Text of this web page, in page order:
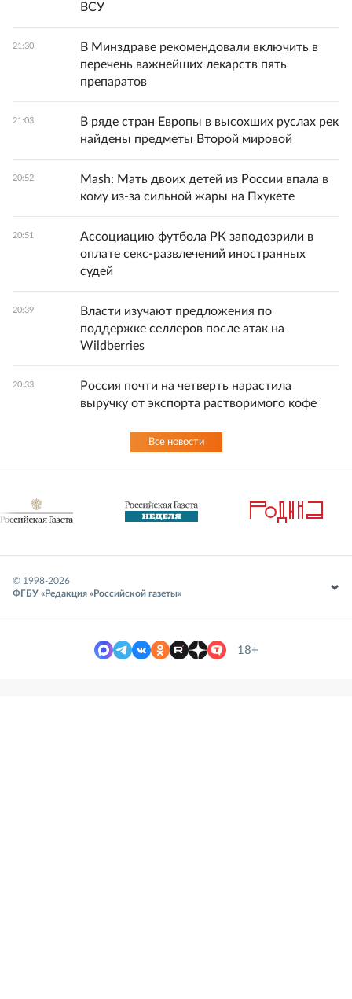
ВСУ
21:30
В Минздраве рекомендовали включить в
перечень важнейших лекарств пять
препаратов
21:03
В ряде стран Европы в высохших руслах рек
найдены предметы Второй мировой
20:52
Mash: Мать двоих детей из России впала в
кому из-за сильной жары на Пхукете
20:51
Ассоциацию футбола РК заподозрили в
оплате секс-развлечений иностранных
судей
20:39
Власти изучают предложения по
поддержке селлеров после атак на
Wildberries
20:33
Россия почти на четверть нарастила
выручку от экспорта растворимого кофе
Все новости
© 1998-2026
ФГБУ «Редакция «Российской газеты»
18+